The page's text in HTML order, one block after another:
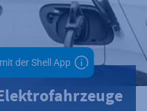
mit der Shell App
verfügbar